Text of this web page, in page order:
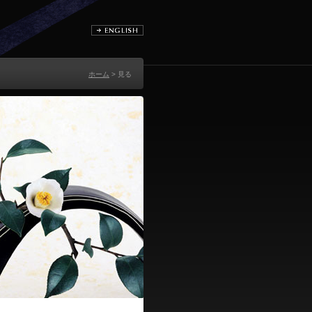
ホーム > 見る